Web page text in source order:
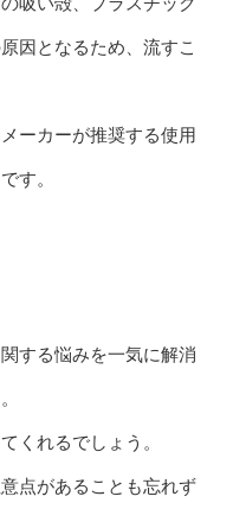
因となるため、流すこ
ーカーが推奨する使用
す。
する悩みを一気に解消
くれるでしょう。
点があることも忘れず